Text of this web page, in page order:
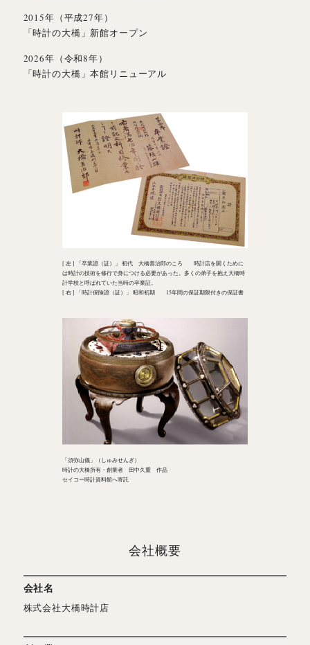
2015年（平成27年）
「時計の大橋」新館オープン
2026年（令和8年）
「時計の大橋」本館リニューアル
[ 左 ] 「卒業證（証）」 初代 大橋善治郎のころ 時計店を開くために
は時計の技術を修行で身につける必要があった。多くの弟子を抱え大橋時
計学校と呼ばれていた当時の卒業証。
[ 右 ] 「時計保険證（証）」 昭和初期15年間の保証期限付きの保証書
「須弥山儀」（しゅみせんぎ）
時計の大橋所有・創業者 田中久重 作品
セイコー時計資料館へ寄託
会社概要
会社名
株式会社大橋時計店